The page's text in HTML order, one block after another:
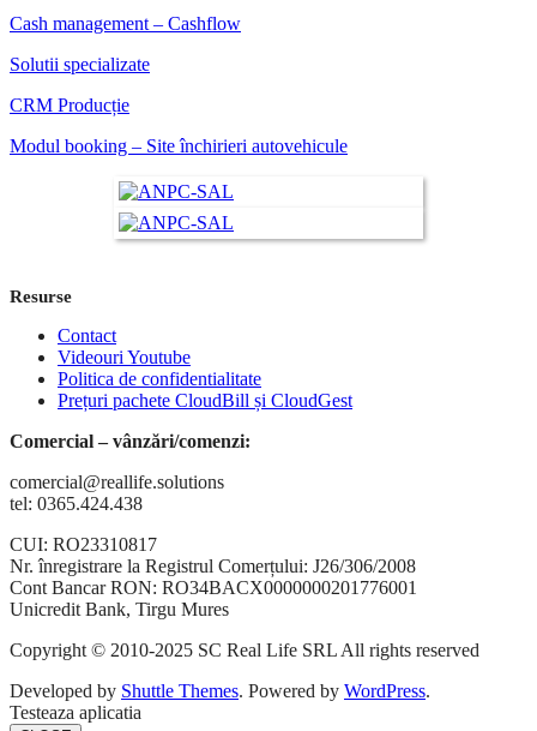
Cash management – Cashflow
Solutii specializate
CRM Producție
Modul booking – Site închirieri autovehicule
Resurse
Contact
Videouri Youtube
Politica de confidentialitate
Prețuri pachete CloudBill și CloudGest
Comercial – vânzări/comenzi:
comercial@reallife.solutions
tel: 0365.424.438
CUI: RO23310817
Nr. înregistrare la Registrul Comerțului: J26/306/2008
Cont Bancar RON: RO34BACX0000000201776001
Unicredit Bank, Tirgu Mures
Copyright © 2010-2025 SC Real Life SRL All rights reserved
Developed by Shuttle Themes. Powered by WordPress.
Testeaza aplicatia